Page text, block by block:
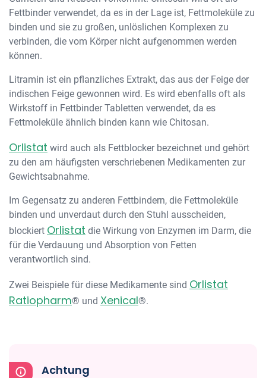
Fettbinder verwendet, da es in der Lage ist, Fettmoleküle zu
binden und sie zu großen, unlöslichen Komplexen zu
verbinden, die vom Körper nicht aufgenommen werden
können.
Litramin ist ein pflanzliches Extrakt, das aus der Feige der
indischen Feige gewonnen wird. Es wird ebenfalls oft als
Wirkstoff in Fettbinder Tabletten verwendet, da es
Fettmoleküle ähnlich binden kann wie Chitosan.
Orlistat wird auch als Fettblocker bezeichnet und gehört
zu den am häufigsten verschriebenen Medikamenten zur
Gewichtsabnahme.
Im Gegensatz zu anderen Fettbindern, die Fettmoleküle
binden und unverdaut durch den Stuhl ausscheiden,
blockiert Orlistat die Wirkung von Enzymen im Darm, die
für die Verdauung und Absorption von Fetten
verantwortlich sind.
Zwei Beispiele für diese Medikamente sind Orlistat
Ratiopharm® und Xenical®.
Achtung